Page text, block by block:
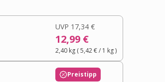
UVP 17,34 €
12,99 €
2,40 kg(5,42 €/ 1 kg)
Preistipp